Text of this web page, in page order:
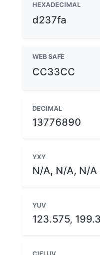
HEXADECIMAL
d237fa
WEB SAFE
CC33CC
DECIMAL
13776890
YXY
N/A, N/A, N/A
YUV
123.575,
CIELUV